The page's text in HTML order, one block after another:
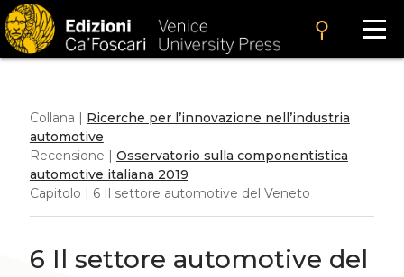
search
Collana | Ricerche per l’innovazione nell’industria
automotive
Recensione | Osservatorio sulla componentistica
automotive italiana 2019
Capitolo | 6 Il settore automotive del Veneto
6 Il settore automotive del